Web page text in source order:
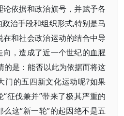
依据和政治旗号，并赋予各
治手段和组织形式,特别是马
和社会政治运动的结合中导
，造成了近一个世纪的血腥
的是：能否以此为依据而将这
门的五四新文化运动呢?如果
征伐兼并”带来了极其严重的
这“新一轮”的起因绝不是五